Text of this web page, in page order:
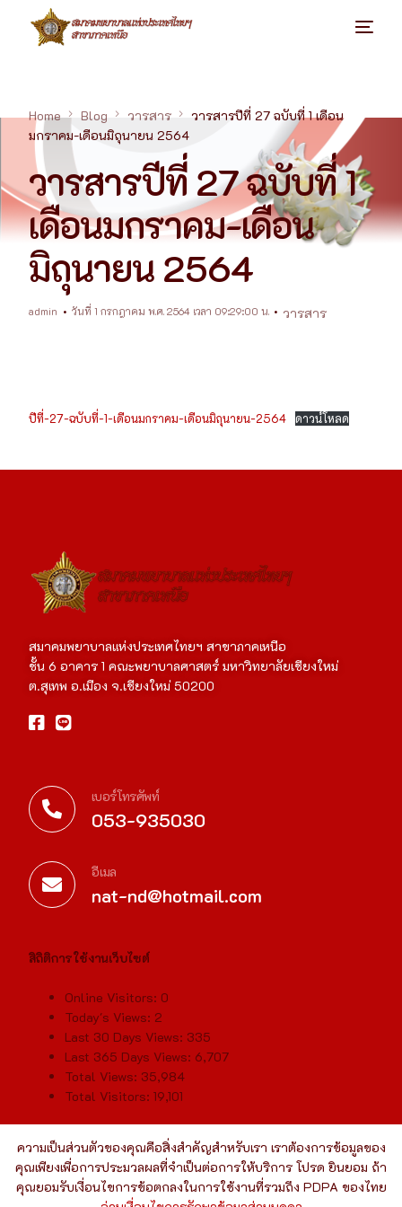
ความเป็นส่วนตัวของคุณคือสิ่งสำคัญสำหรับเรา เราต้องการข้อมูลของ
คุณเพียงเพื่อการประมวลผลที่จำเป็นต่อการให้บริการ โปรด ยินยอม ถ้า
คุณยอมรับเงื่อนไขการข้อตกลงในการใช้งานที่รวมถึง PDPA ของไทย
Home Blog วารสาร
วารสารปีที่ 27 ฉบับที่ 1 เดือน
มกราคม-เดือนมิถุนายน 2564
วารสารปีที่ 27 ฉบับที่ 1
เดือนมกราคม-เดือน
มิถุนายน 2564
admin วันที่ 1 กรกฎาคม พ.ศ. 2564 เวลา 09:29:00 น. วารสาร
ปีที่-27-ฉบับที่-1-เดือนมกราคม-เดือนมิถุนายน-2564 ดาวน์โหลด
สมาคมพยาบาลแห่งประเทศไทยฯ สาขาภาคเหนือ
ชั้น 6 อาคาร 1 คณะพยาบาลศาสตร์ มหาวิทยาลัยเชียงใหม่
ต.สุเทพ อ.เมือง จ.เชียงใหม่ 50200
เบอร์โทรศัพท์
053-935030
อีเมล
nat-nd@hotmail.com
สิถิติการใช้งานเว็บไซต์
Online Visitors: 0
Today's Views: 2
Last 30 Days Views: 335
Last 365 Days Views: 6,707
Total Views: 35,984
Total Visitors:19,101